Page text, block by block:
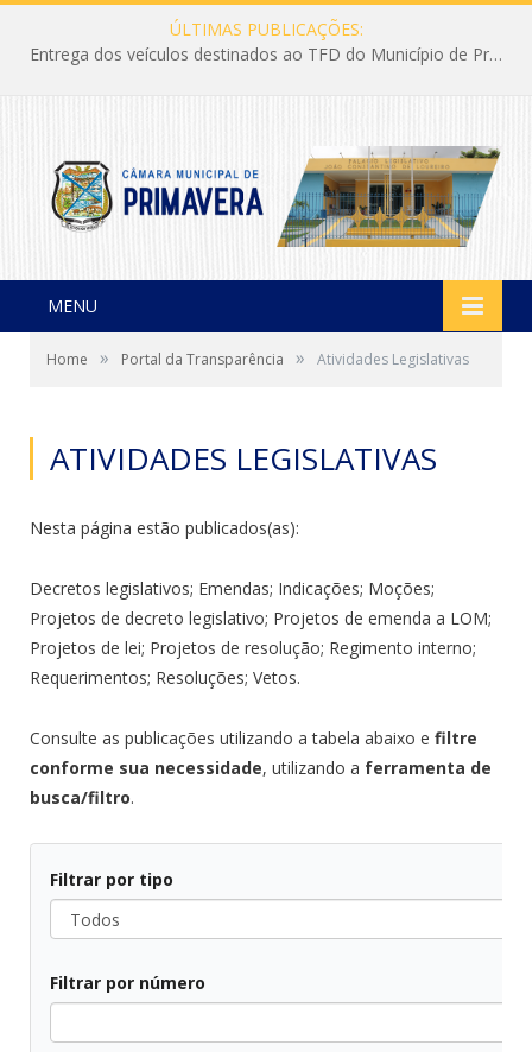
ÚLTIMAS PUBLICAÇÕES:
Entrega dos veículos destinados ao TFD do Município de Primavera
MENU
Home » Portal da Transparência » Atividades Legislativas
ATIVIDADES LEGISLATIVAS
Nesta página estão publicados(as):
Decretos legislativos; Emendas; Indicações; Moções;
Projetos de decreto legislativo; Projetos de emenda a LOM;
Projetos de lei; Projetos de resolução; Regimento interno;
Requerimentos; Resoluções; Vetos.
Consulte as publicações utilizando a tabela abaixo e filtre
conforme sua necessidade, utilizando a ferramenta de
busca/filtro.
Filtrar por tipo
Todos
Filtrar por número